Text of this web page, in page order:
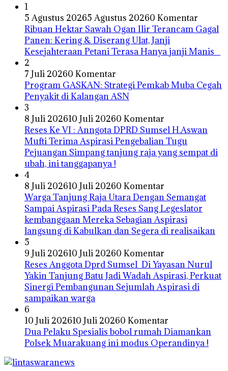
1
5 Agustus 20265 Agustus 20260 Komentar
Ribuan Hektar Sawah Ogan Ilir Terancam Gagal
Panen: Kering & Diserang Ulat, Janji
Kesejahteraan Petani Terasa Hanya janji Manis
2
7 Juli 20260 Komentar
Program GASKAN: Strategi Pemkab Muba Cegah
Penyakit di Kalangan ASN
3
8 Juli 202610 Juli 20260 Komentar
Reses Ke VI : Anngota DPRD Sumsel H.Aswan
Mufti Terima Aspirasi Pengebalian Tugu
Pejuangan Simpang tanjung raja yang sempat di
ubah, ini tanggapanya !
4
8 Juli 202610 Juli 20260 Komentar
Warga Tanjung Raja Utara Dengan Semangat
Sampai Aspirasi Pada Reses Sang Legeslator
kembanggaan Mereka Sebagian Aspirasi
langsung di Kabulkan dan Segera di realisaikan
5
9 Juli 202610 Juli 20260 Komentar
Reses Anggota Dprd Sumsel Di Yayasan Nurul
Yakin Tanjung Batu Jadi Wadah Aspirasi, Perkuat
Sinergi Pembangunan Sejumlah Aspirasi di
sampaikan warga
6
10 Juli 202610 Juli 20260 Komentar
Dua Pelaku Spesialis bobol rumah Diamankan
Polsek Muarakuang ini modus Operandinya !